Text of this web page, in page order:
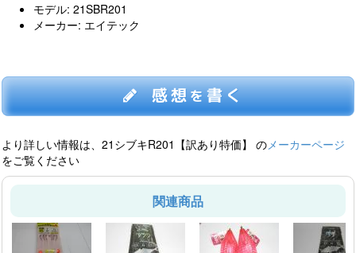
モデル: 21SBR201
メーカー: エイテック
感想を書く
より詳しい情報は、21シブキR201【訳あり特価】 のメーカーページ
をご覧ください
関連商品